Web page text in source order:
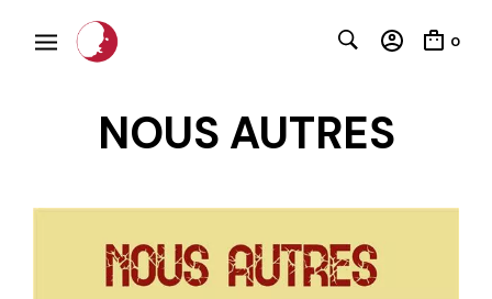
0
NOUS AUTRES